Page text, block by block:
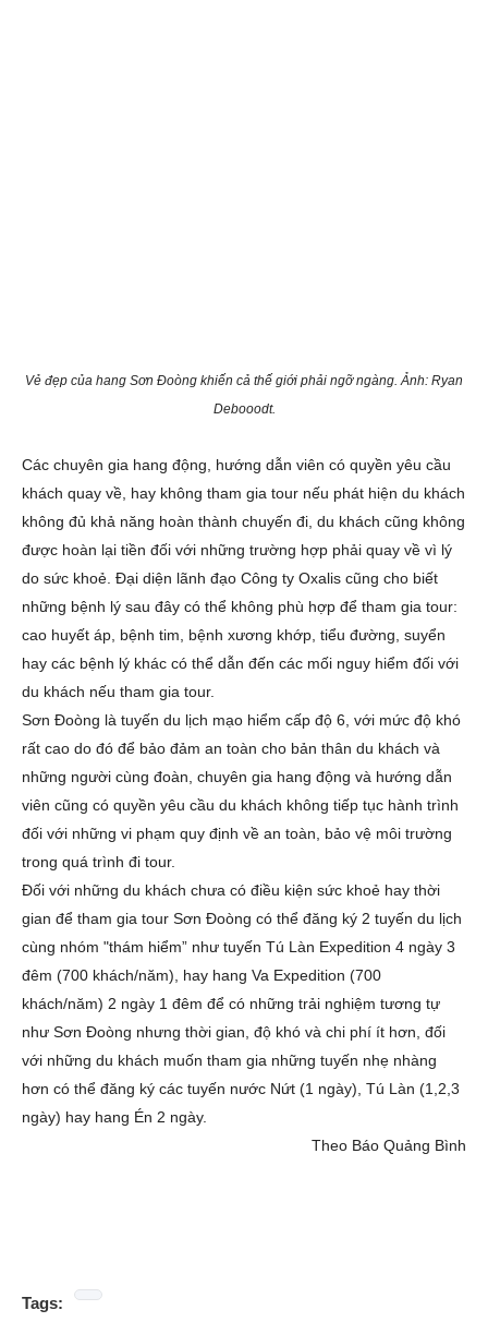
Vẻ đẹp của hang Sơn Đoòng khiến cả thế giới phải ngỡ ngàng. Ảnh: Ryan
Debooodt.
Các chuyên gia hang động, hướng dẫn viên có quyền yêu cầu
khách quay về, hay không tham gia tour nếu phát hiện du khách
không đủ khả năng hoàn thành chuyến đi, du khách cũng không
được hoàn lại tiền đối với những trường hợp phải quay về vì lý
do sức khoẻ. Đại diện lãnh đạo Công ty Oxalis cũng cho biết
những bệnh lý sau đây có thể không phù hợp để tham gia tour:
cao huyết áp, bệnh tim, bệnh xương khớp, tiểu đường, suyển
hay các bệnh lý khác có thể dẫn đến các mối nguy hiểm đối với
du khách nếu tham gia tour.
Sơn Đoòng là tuyến du lịch mạo hiểm cấp độ 6, với mức độ khó
rất cao do đó để bảo đảm an toàn cho bản thân du khách và
những người cùng đoàn, chuyên gia hang động và hướng dẫn
viên cũng có quyền yêu cầu du khách không tiếp tục hành trình
đối với những vi phạm quy định về an toàn, bảo vệ môi trường
trong quá trình đi tour.
Đối với những du khách chưa có điều kiện sức khoẻ hay thời
gian để tham gia tour Sơn Đoòng có thể đăng ký 2 tuyến du lịch
cùng nhóm "thám hiểm” như tuyến Tú Làn Expedition 4 ngày 3
đêm (700 khách/năm), hay hang Va Expedition (700
khách/năm) 2 ngày 1 đêm để có những trải nghiệm tương tự
như Sơn Đoòng nhưng thời gian, độ khó và chi phí ít hơn, đối
với những du khách muốn tham gia những tuyến nhẹ nhàng
hơn có thể đăng ký các tuyến nước Nứt (1 ngày), Tú Làn (1,2,3
ngày) hay hang Én 2 ngày.
Theo Báo Quảng Bình
Tags: